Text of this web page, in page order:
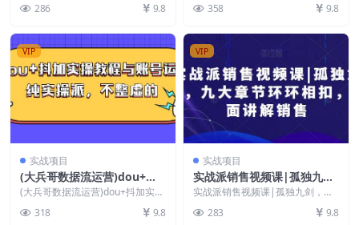
课：手把手...
286 9.8
一条【揭秘】 今...
358 9.8
VIP
实战项目
(大兵哥数据流运营)dou+抖
加实操教程与账号运营：纯实
操派，不整虚的
(大兵哥数据流运营)dou+抖加实操
虚的 课程目录...
318 9.8
VIP
实战项目
实战派销售视频课|孤独九
剑，九大章节环环相扣，全面
讲解销售
实战派销售视频课|孤独九剑，九
孤独九剑课适用于：门...
283 9.8